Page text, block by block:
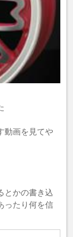
動画を見てや
とかの書き込
ったり何を信